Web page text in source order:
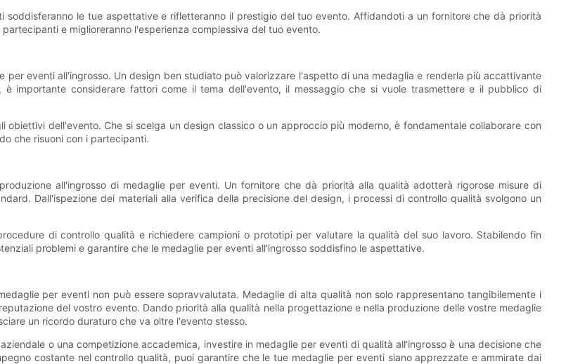
le tue aspettative e rifletteranno il prestigio del tuo evento. Affidandoti a un fornitore che dà priorità
e miglioreranno l'esperienza complessiva del tuo evento.
eventi all'ingrosso. Un design ben studiato può valorizzare l'aspetto di una medaglia e renderla più accattivante
importante considerare fattori come il tema dell'evento, il messaggio che si vuole trasmettere e il pubblico di
dell'evento. Che si scelga un design classico o un approccio più moderno, è fondamentale collaborare con
che risuoni con i partecipanti.
all'ingrosso di medaglie per eventi. Un fornitore che dà priorità alla qualità adotterà rigorose misure di
Dall'ispezione dei materiali alla verifica della precisione del design, i processi di controllo qualità svolgono un
di controllo qualità e richiedere campioni o prototipi per valutare la qualità del suo lavoro. Stabilendo fin
problemi e garantire che le medaglie per eventi all'ingrosso soddisfino le aspettative.
per eventi non può essere sopravvalutata. Medaglie di alta qualità non solo rappresentano tangibilemente i
del vostro evento. Dando priorità alla qualità nella progettazione e nella produzione delle vostre medaglie
un ricordo duraturo che va oltre l'evento stesso.
o una competizione accademica, investire in medaglie per eventi di qualità all'ingrosso è una decisione che
costante nel controllo qualità, puoi garantire che le tue medaglie per eventi siano apprezzate e ammirate dai